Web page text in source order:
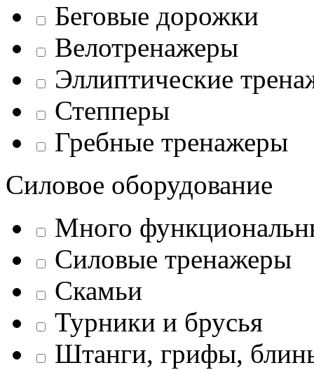
Беговые дорожки
Велотренажеры
Эллиптические
Степперы
Гребные тренажеры
Силовое оборудование
Много
Силовые тренажеры
Скамьи
Турники и брусья
Штанги, грифы,